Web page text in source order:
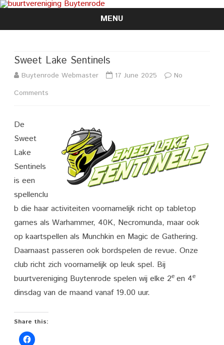
MENU
Skip
Sweet Lake Sentinels
Buytenrode Webmaster 17 June 2025
No
Comments
Sentinels
De
Sweet
Lake
Sentinels
is een
spellenclu
b die haar activiteiten voornamelijk richt op tabletop
games als Warhammer, 40K, Necromunda, maar ook
op kaartspellen als Munchkin en Magic de Gathering.
Daarnaast passeren ook bordspelen de revue. Onze
club richt zich voornamelijk op leuk spel. Bij
buurtvereniging Buytenrode spelen wij elke 2e en 4e
dinsdag van de maand vanaf 19.00 uur.
Share this: